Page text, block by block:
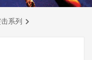
系列